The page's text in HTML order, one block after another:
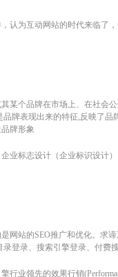
认为互动网站的时代来临了
某个品牌在市场上、在社会
品牌表现出来的特征,反映了
牌形象
业标志设计（企业标识设计
网站的SEO推广和优化。求
录登录、搜索引擎登录、付费
行业领先的效果行销